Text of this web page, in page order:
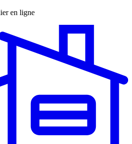
en ligne